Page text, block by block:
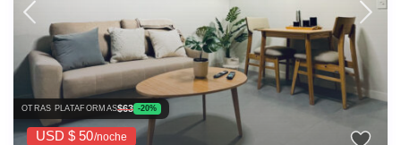
OTRAS PLATAFORMAS$63 -20%
USD $ 50/noche